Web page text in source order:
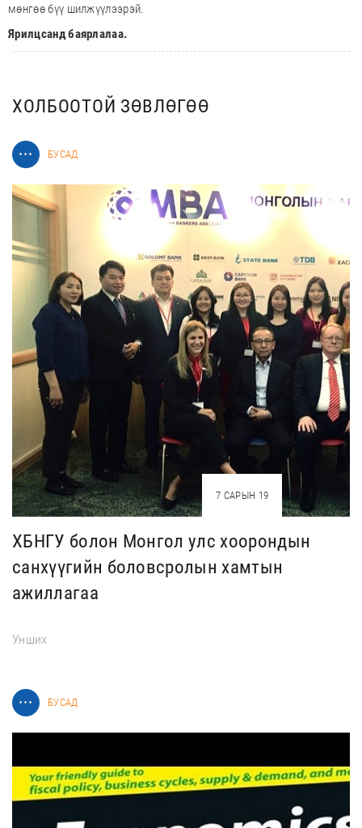
мөнгөө бүү шилжүүлээрэй.
Ярилцсанд баярлалаа.
ХОЛБООТОЙ ЗӨВЛӨГӨӨ
БУСАД
7 САРЫН 19
ХБНГУ болон Монгол улс хоорондын
санхүүгийн боловсролын хамтын
ажиллагаа
Унших
БУСАД